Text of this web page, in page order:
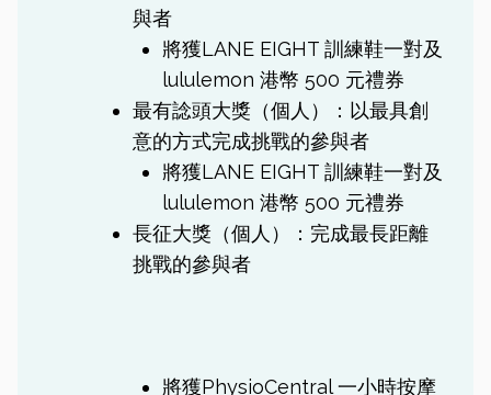
與者
將獲LANE EIGHT 訓練鞋一對及
lululemon 港幣 500 元禮券
最有諗頭大獎（個人）：以最具創
意的方式完成挑戰的參與者
將獲LANE EIGHT 訓練鞋一對及
lululemon 港幣 500 元禮券
長征大獎（個人）：完成最長距離
挑戰的參與者
將獲PhysioCentral 一小時按摩